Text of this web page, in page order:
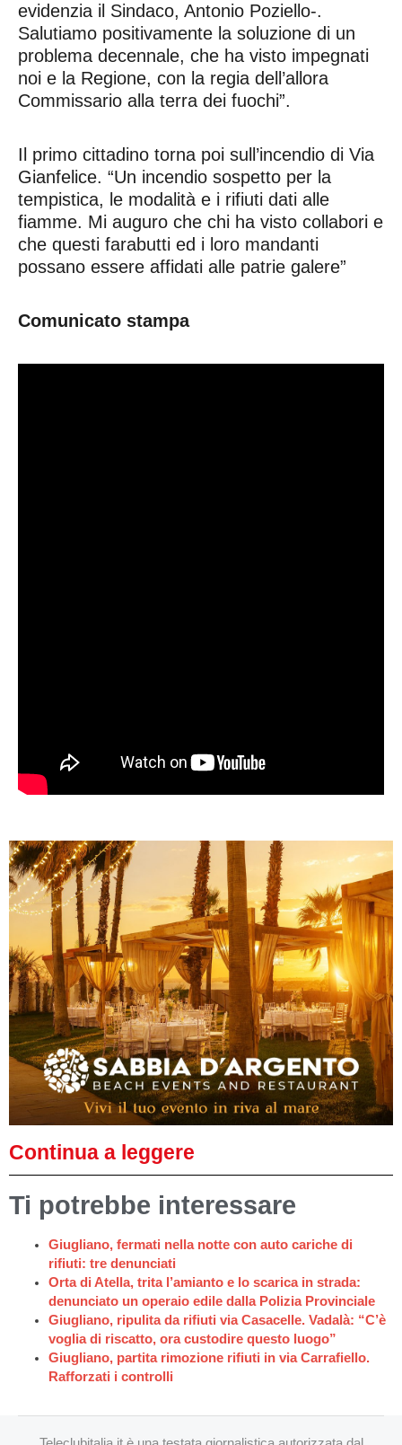
evidenzia il Sindaco, Antonio Poziello-.
Salutiamo positivamente la soluzione di un
problema decennale, che ha visto impegnati
noi e la Regione, con la regia dell’allora
Commissario alla terra dei fuochi”.
Il primo cittadino torna poi sull’incendio di Via
Gianfelice. “Un incendio sospetto per la
tempistica, le modalità e i rifiuti dati alle
fiamme. Mi auguro che chi ha visto collabori e
che questi farabutti ed i loro mandanti
possano essere affidati alle patrie galere”
Comunicato stampa
Continua a leggere
Ti potrebbe interessare
Giugliano, fermati nella notte con auto cariche di
rifiuti: tre denunciati
Orta di Atella, trita l’amianto e lo scarica in strada:
denunciato un operaio edile dalla Polizia Provinciale
Giugliano, ripulita da rifiuti via Casacelle. Vadalà: “C’è
voglia di riscatto, ora custodire questo luogo”
Giugliano, partita rimozione rifiuti in via Carrafiello.
Rafforzati i controlli